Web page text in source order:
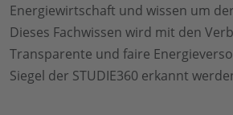
Energiewirtschaft und wissen um
Dieses Fachwissen wird mit den
Transparente und faire
Siegel der STUDIE360 erkannt